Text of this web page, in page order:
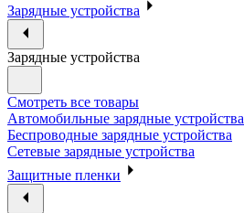
Зарядные устройства
Зарядные устройства
Смотреть все товары
Автомобильные зарядные устройства
Беспроводные зарядные устройства
Сетевые зарядные устройства
Защитные пленки